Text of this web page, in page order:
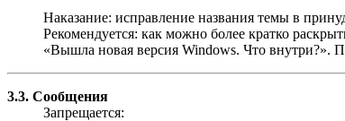
Наказание: исправление названия темы в
Рекомендуется: как можно более кратко
«Вышла новая версия Windows. Что внутри?».
3.3. Сообщения
Запрещается: